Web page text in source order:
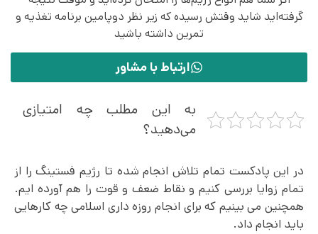
گرفته‌اید شاید وقتش رسیده که زیر نظر دوپامین برنامه تغذیه و
تمرین داشته باشید
ارتباط با مشاور
به این مطلب چه امتیازی
می‌دهید؟
در این پادکست تمام تلاش انجام شده تا رژیم فستینگ را از
تمام زوایا بررسی کنیم و نقاط ضعف و قوت را هم آورده ایم.
همچنین می بینیم که برای انجام روزه داری اسلامی چه کارهایی
باید انجام داد.